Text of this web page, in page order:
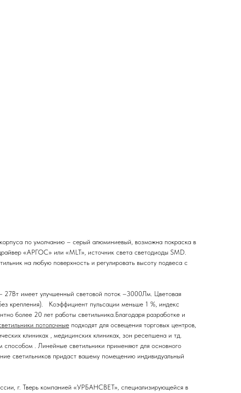
по умолчанию – серый алюминиевый, возможна покраска в
«АРГОС» или «MLT», источник света светодиоды SMD.
на любую поверхность и регулировать высоту подвеса с
имеет улучшенный световой поток –3000Лм. Цветовая
крепления). Коэффициент пульсации меньше 1 %, индекс
более 20 лет работы светильника.Благодаря разработке и
потолочные подходят для освещения торговых центров,
клиниках , медицинских клиниках, зон ресепшена и тд.
. Линейные светильники применяют для основного
светильников придаст вашему помещению индивидуальный
г. Тверь компанией «УРБАНСВЕТ», специализирующейся в